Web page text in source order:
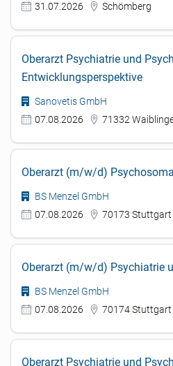
31.07.2026
Schömberg
Oberarzt Psychiatrie und
Entwicklungsperspektive
Sanovetis GmbH
07.08.2026
71332
Oberarzt (m/w/d)
BS Menzel GmbH
07.08.2026
70173 Stuttgart
Oberarzt (m/w/d) Psychiatrie
BS Menzel GmbH
07.08.2026
70174 Stuttgart
Oberarzt Psychiatrie und